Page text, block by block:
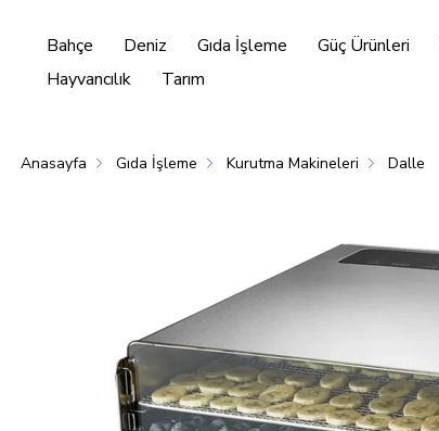
Bahçe Deniz Gıda İşleme Güç Ürünleri
Hayvancılık
Tarım
Anasayfa Gıda İşleme Kurutma Makineleri Dalle